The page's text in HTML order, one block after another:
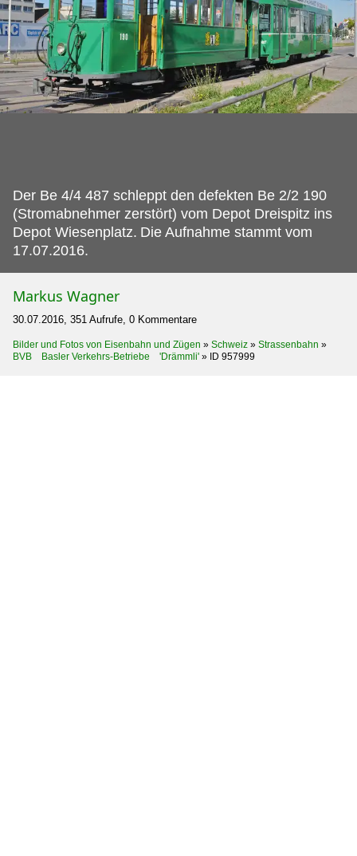
Der Be 4/4 487 schleppt den defekten Be 2/2 190
(Stromabnehmer zerstört) vom Depot Dreispitz ins
Depot Wiesenplatz. Die Aufnahme stammt vom
17.07.2016.
Markus Wagner
30.07.2016, 351 Aufrufe, 0 Kommentare
Bilder und Fotos von Eisenbahn und Zügen » Schweiz » Strassenbahn »
BVB Basler Verkehrs-Betriebe 'Drämmli' » ID 957999